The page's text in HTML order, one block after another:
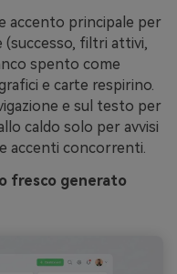
accento principale per
(successo, filtri attivi,
spento come
e carte respirino.
e sul testo per
caldo solo per avvisi
accenti concorrenti.
fresco generato